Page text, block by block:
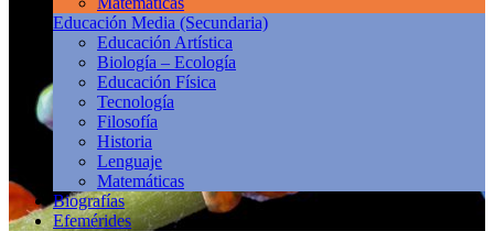
Educación Media (Secundaria)
Educación Artística
Biología – Ecología
Educación Física
Tecnología
Filosofía
Historia
Lenguaje
Matemáticas
Biografías
Efemérides